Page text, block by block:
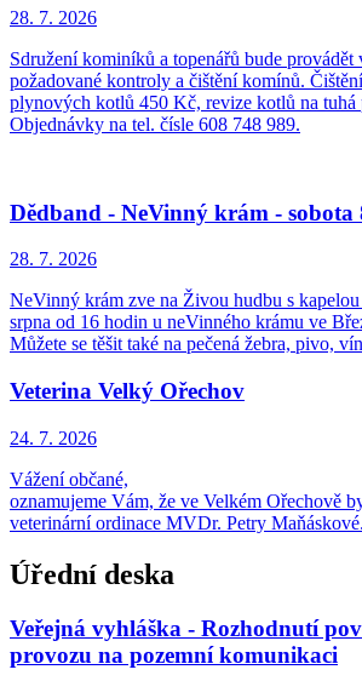
28. 7. 2026
Sdružení kominíků a topenářů bude provádět
požadované kontroly a čištění komínů.
plynových kotlů 450 Kč, revize kotlů na tuhá
Objednávky na tel. čísle 608 748 989.
Dědband - NeVinný krám - sobota
28. 7. 2026
NeVinný krám zve na Živou hudbu s
srpna od 16 hodin u neVinného krámu ve
Můžete se těšit také na pečená žebra, pivo,
Veterina Velký Ořechov
24. 7. 2026
Vážení občané,
oznamujeme Vám, že ve Velkém Ořechově
veterinární ordinace MVDr. Petry Maňáskové.
Úřední deska
Veřejná vyhláška - Rozhodnutí
provozu na pozemní komunikaci